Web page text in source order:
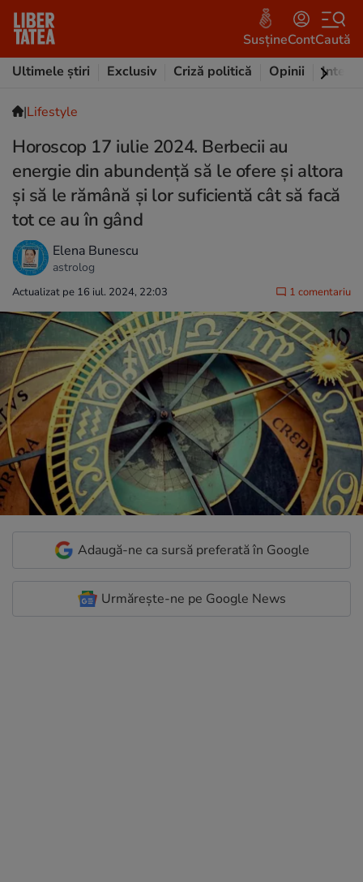
SusțineContCaută
Ultimele știri
Exclusiv Criză politică Opinii
|Lifestyle
Horoscop 17 iulie 2024. Berbecii au
energie din abundență să le ofere și altora
și să le rămână și lor suficientă cât să facă
tot ce au în gând
Elena Bunescu
astrolog
Actualizat pe 16 iul. 2024, 22:03 1 comentariu
Adaugă-ne ca sursă preferată în Google
Urmărește-ne pe Google News